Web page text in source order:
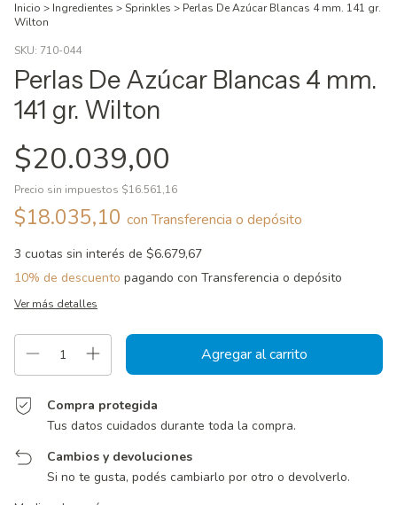
Inicio > Ingredientes >Sprinkles > Perlas De Azúcar Blancas 4 mm. 141 gr.
Wilton
SKU: 710-044
Perlas De Azúcar Blancas 4 mm.
141 gr. Wilton
$20.039,00
Precio sin impuestos $16.561,16
$18.035,10 con Transferencia o depósito
3 cuotas sin interés de $6.679,67
10% de descuento pagando con Transferencia o depósito
Ver más detalles
Compra protegida
Tus datos cuidados durante toda la compra.
Cambios y devoluciones
Si no te gusta, podés cambiarlo por otro o devolverlo.